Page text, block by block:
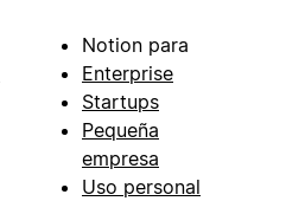
Notion para
Enterprise
Startups
Pequeña
empresa
Uso personal